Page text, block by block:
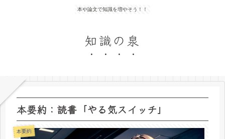
本や論文で知識を増やそう！！
知識の泉
本要約：読書「やる気スイッチ」
本要約